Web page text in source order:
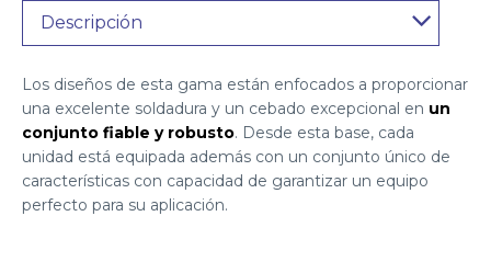
Descripción
Los diseños de esta gama están enfocados a proporcionar
una excelente soldadura y un cebado excepcional en un
conjunto fiable y robusto. Desde esta base, cada
unidad está equipada además con un conjunto único de
características con capacidad de garantizar un equipo
perfecto para su aplicación.